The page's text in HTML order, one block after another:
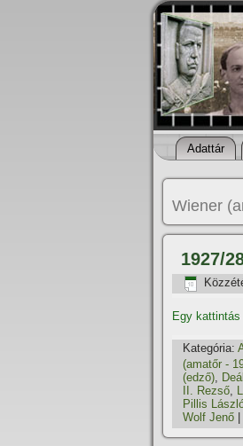
Adattár
Wiener
1927/
Egy
Kategória:
(amatőr -
(edző),
II. Rezső,
Pillis
Wolf Jenő